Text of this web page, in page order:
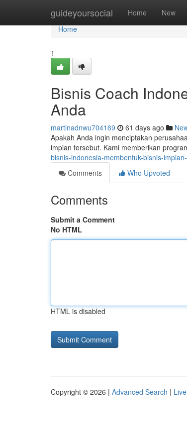
guideyoursocial Home New
Home
Home
1
Bisnis Coach
Anda
martinadnwu704169 61 days ago
Apakah Anda ingin menciptakan
impian tersebut. Kami memberikan
bisnis-indonesia-membentuk-bisnis-
Comments
Who Upvoted
Comments
Submit a Comment
No HTML
HTML is disabled
Copyright © 2026 | Advanced Search | Live